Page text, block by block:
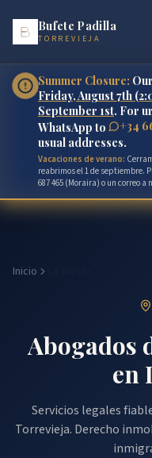
Bufete Padilla
TORREVIEJA
Summer Closure:
Friday, August 7th
September 1st. For
WhatsApp to
+34
usual addresses.
Vacaciones de verano:
reabrimos el 1 de septiembre.
687 465 (Moraira) o un correo
Inicio
Abogados
en
Servicios legales
Torrevieja. Derecho